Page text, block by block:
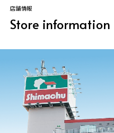
店舗情報
Store information